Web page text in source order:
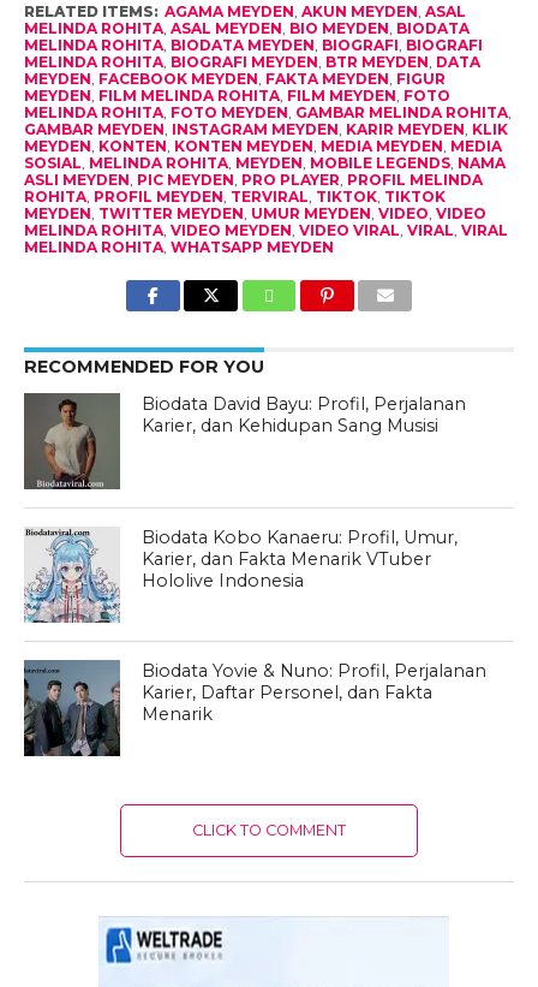
RELATED ITEMS: AGAMA MEYDEN AKUN MEYDEN ASAL
MELINDA ROHITA, ASAL MEYDEN BIO MEYDEN BIODATA
MELINDA ROHITA, BIODATA MEYDEN BIOGRAFI BIOGRAFI
MELINDA ROHITA, BIOGRAFI MEYDEN BTR MEYDEN DATA
MEYDEN FACEBOOK MEYDEN FAKTA MEYDEN FIGUR
MEYDEN FILM MELINDA ROHITA, FILM MEYDEN FOTO
MELINDA ROHITA, FOTO MEYDEN GAMBAR MELINDA ROHITA,
GAMBAR MEYDEN INSTAGRAM MEYDEN KARIR MEYDEN KLIK
MEYDEN KONTEN KONTEN MEYDEN MEDIA MEYDEN MEDIA
SOSIAL MELINDA ROHITA, MEYDEN MOBILE LEGENDS, NAMA
ASLI MEYDEN PIC MEYDEN PRO PLAYER PROFIL MELINDA
ROHITA, PROFIL MEYDEN TERVIRAL TIKTOK, TIKTOK
MEYDEN TWITTER MEYDEN UMUR MEYDEN VIDEO VIDEO
MELINDA ROHITA, VIDEO MEYDEN VIDEO VIRAL VIRAL VIRAL
MELINDA ROHITA, WHATSAPP MEYDEN
RECOMMENDED FOR YOU
Biodata David Bayu: Profil, Perjalanan
Karier, dan Kehidupan Sang Musisi
Biodata Kobo Kanaeru: Profil, Umur,
Karier, dan Fakta Menarik VTuber
Hololive Indonesia
Biodata Yovie & Nuno: Profil, Perjalanan
Karier, Daftar Personel, dan Fakta
Menarik
CLICK TO COMMENT